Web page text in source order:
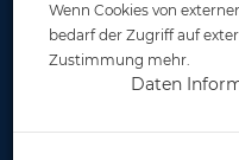
Artikelnr.: mar-
Wenn Cookies von
bedarf der Zugriff auf
Zustimmung mehr.
Daten